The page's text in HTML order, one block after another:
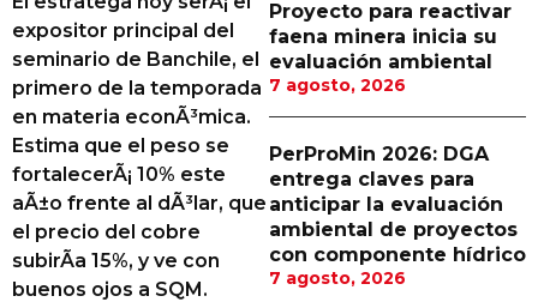
Columnas de Opinión
Designaciones
Calendario de Eventos
Revistas Digital
Siguenos
expositor principal del
seminario de Banchile, el
primero de la temporada
en materia econÃ³mica.
Estima que el peso se
fortalecerÃ¡ 10% este
aÃ±o frente al dÃ³lar, que
el precio del cobre
subirÃ­a 15%, y ve con
buenos ojos a SQM.
Proyecto para reactivar
faena minera inicia su
evaluación ambiental
7 agosto, 2026
PerProMin 2026: DGA
entrega claves para
anticipar la evaluación
ambiental de proyectos
con componente hídrico
7 agosto, 2026